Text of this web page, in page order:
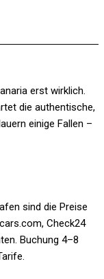
erst wirklich.
die authentische,
einige Fallen –
sind die Preise
Check24
Buchung 4–8